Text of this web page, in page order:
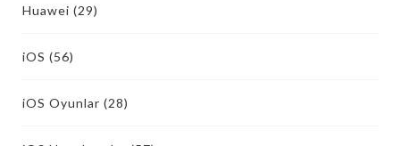
Huawei (29)
iOS (56)
iOS Oyunlar (28)